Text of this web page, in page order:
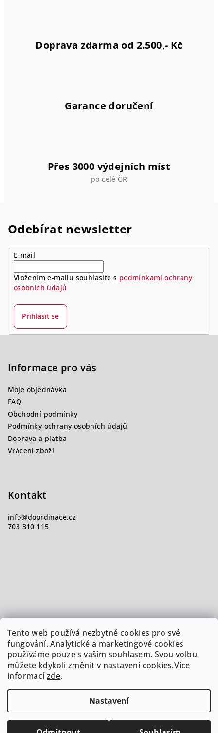
Tento web používá nezbytné cookies pro své
fungování. Analytické a marketingové cookies
používáme pouze s vaším souhlasem. Svou volbu
můžete kdykoli změnit v nastavení cookies.Více
informacízde.
Nastavení
Doprava zdarma od 2.500,- Kč
Garance doručení
Přes 3000 výdejních míst
po celé ČR
Odebírat newsletter
E-mail
Vložením e-mailu souhlasíte s podmínkami ochrany
osobních údajů
Přihlásit se
Informace pro vás
Moje objednávka
FAQ
Obchodní podmínky
Podmínky ochrany osobních údajů
Doprava a platba
Vrácení zboží
Kontakt
info@doordinace.cz
703 310 115
Upravit nastavení cookies